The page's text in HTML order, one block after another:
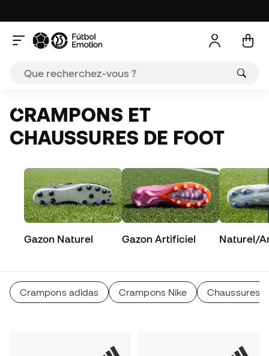
CRAMPONS ET
CHAUSSURES DE FOOT
Gazon Naturel Gazon Artificiel Naturel/
Crampons adidas Crampons Nike Chaussures